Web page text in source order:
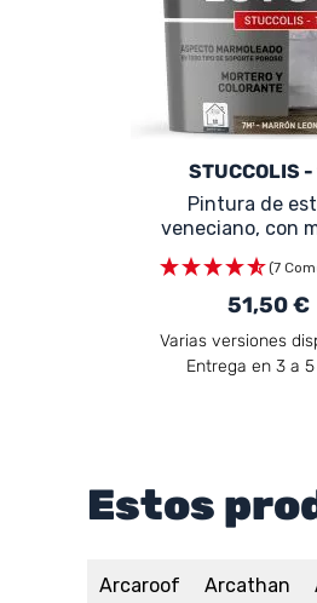
STUCCOLIS -
Pintura de
veneciano, con
y colorante -
- 172
(7
51,50 €
Varias versiones
Entrega en 3 a
Estos
Arcaroof Arcathan